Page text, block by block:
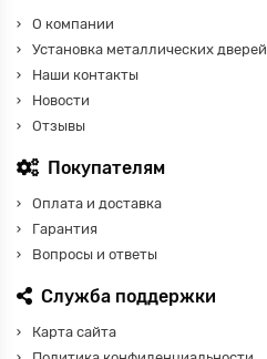
О компании
Установка металлических дверей
Наши контакты
Новости
Отзывы
Покупателям
Оплата и доставка
Гарантия
Вопросы и ответы
Служба поддержки
Карта сайта